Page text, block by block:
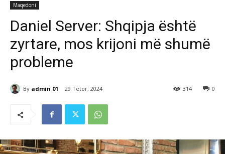
Maqedoni
Daniel Server: Shqipja është
zyrtare, mos krijoni më shumë
probleme
By admin 01 29 Tetor, 2024 0
314